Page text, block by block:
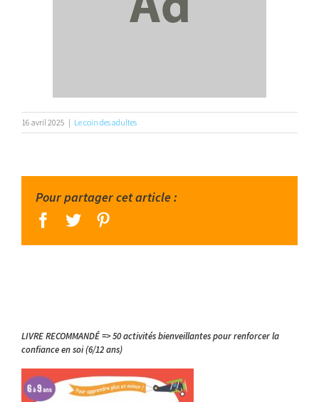
16 avril 2025 | Le coin des adultes
Pour partager cet article :
facebook
twitter
LIVRE RECOMMANDÉ => 50 activités bienveillantes pour renforcer la
confiance en soi (6/12 ans)